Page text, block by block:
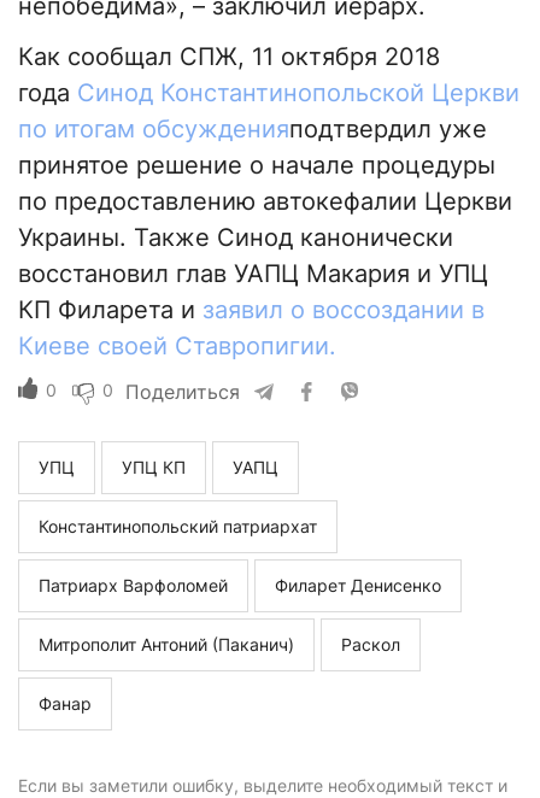
непобедима», – заключил иерарх.
Как сообщал СПЖ, 11 октября 2018
года Синод Константинопольской Церкви
по итогам обсужденияподтвердил уже
принятое решение о начале процедуры
по предоставлению автокефалии Церкви
Украины. Также Синод канонически
восстановил глав УАПЦ Макария и УПЦ
КП Филарета и заявил о воссоздании в
Киеве своей Ставропигии.
0 0 Поделиться
УПЦ УПЦ КП УАПЦ
Константинопольский патриархат
Патриарх Варфоломей Филарет Денисенко
Митрополит Антоний (Паканич) Раскол
Фанар
Если вы заметили ошибку, выделите необходимый текст и